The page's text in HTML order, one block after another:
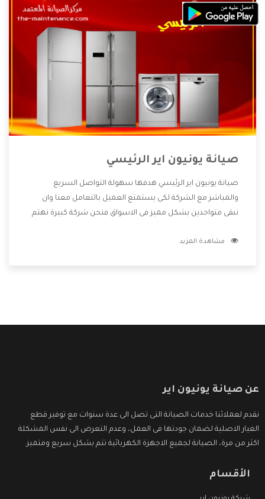
صيانة يونيون اير الرئيسي
صيانة يونيون اير الرئيسي هدفها سهولة التواصل السريع
والمباشر مع الشركة لكى يستمتع العميل بالتعامل معنا وان
نبقى متواجدين بشكل مميز فى الاسواق فنحن شركة كبيرة نهتم
الشركة بها والتى تكون منها خدمة الصيانة التى تكون من أهم
مشاهدة المزيد
عن صيانة يونيون اير
نقدم لعملائنا خدمات الصيانة التى تصل الى عدة سنوات مع توفير قطع
الغيار الاصلية لضمان جودتها فى العمل، وعدم التعرض الى نفس المشكلة
اكثر من مرة، الصيانة لجميع الاجهزة الكهربائية تتم بشكل سريع ومتميز.
الأقسام